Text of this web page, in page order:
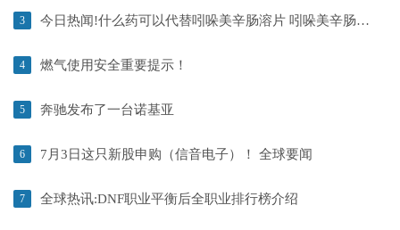
3 今日热闻!什么药可以代替吲哚美辛肠溶片 吲哚美辛肠溶片替代药
4 燃气使用安全重要提示！
5 奔驰发布了一台诺基亚
6 7月3日这只新股申购（信音电子）！ 全球要闻
7 全球热讯:DNF职业平衡后全职业排行榜介绍